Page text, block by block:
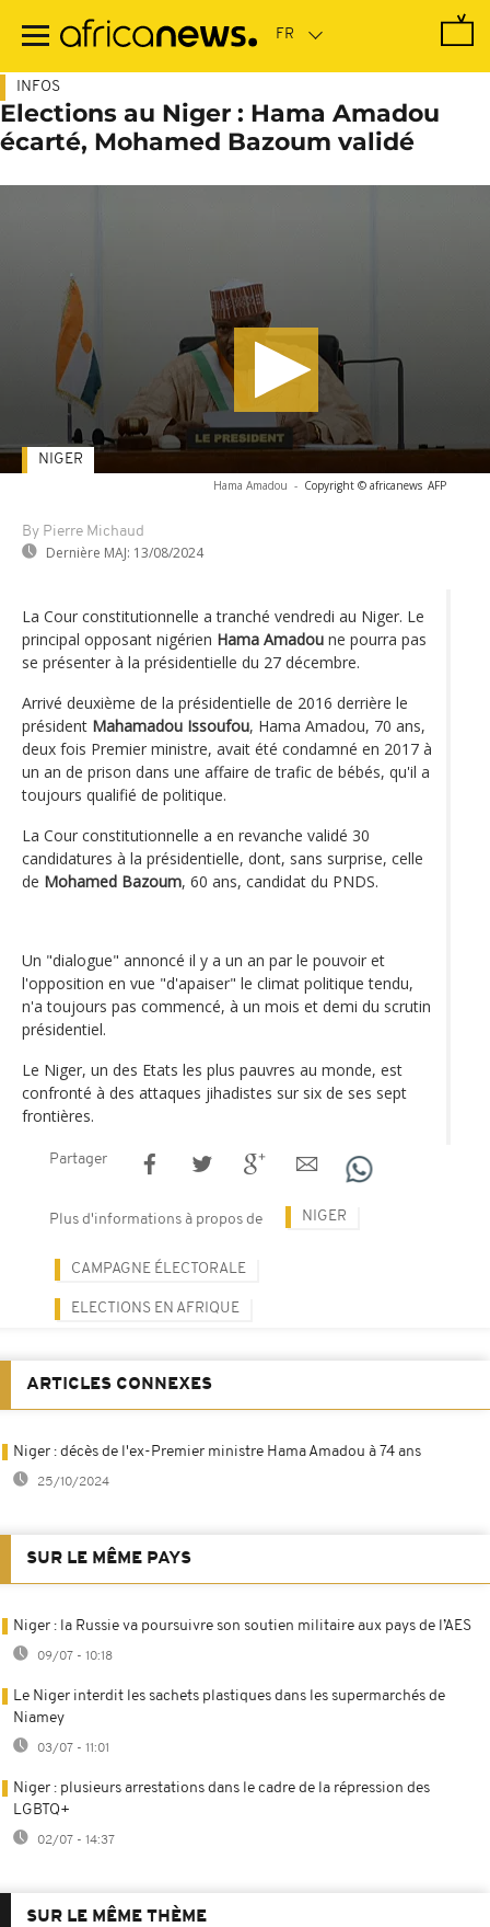
contenu
INFOS
Elections au Niger : Hama Amadou
écarté, Mohamed Bazoum validé
Hama Amadou - Copyright © africanews AFP
By Pierre Michaud
Dernière MAJ: 13/08/2024
NIGER
La Cour constitutionnelle a tranché vendredi au Niger. Le
principal opposant nigérien Hama Amadou ne pourra pas
se présenter à la présidentielle du 27 décembre.
Arrivé deuxième de la présidentielle de 2016 derrière le
président Mahamadou Issoufou, Hama Amadou, 70 ans,
deux fois Premier ministre, avait été condamné en 2017 à
un an de prison dans une affaire de trafic de bébés, qu'il a
toujours qualifié de politique.
La Cour constitutionnelle a en revanche validé 30
candidatures à la présidentielle, dont, sans surprise, celle
de Mohamed Bazoum, 60 ans, candidat du PNDS.
Un "dialogue" annoncé il y a un an par le pouvoir et
l'opposition en vue "d'apaiser" le climat politique tendu,
n'a toujours pas commencé, à un mois et demi du scrutin
présidentiel.
Le Niger, un des Etats les plus pauvres au monde, est
confronté à des attaques jihadistes sur six de ses sept
frontières.
Partager
Plus d'informations à propos de NIGER
CAMPAGNE ÉLECTORALE
ELECTIONS EN AFRIQUE
ARTICLES CONNEXES
Niger : décès de l'ex-Premier ministre Hama Amadou à 74 ans
25/10/2024
SUR LE MÊME PAYS
Niger : la Russie va poursuivre son soutien militaire aux pays de l’AES
09/07 - 10:18
Le Niger interdit les sachets plastiques dans les supermarchés de
Niamey
03/07 - 11:01
Niger : plusieurs arrestations dans le cadre de la répression des
LGBTQ+
02/07 - 14:37
SUR LE MÊME THÈME